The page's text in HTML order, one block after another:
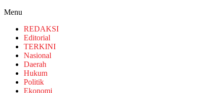
Menu
REDAKSI
Editorial
TERKINI
Nasional
Daerah
Hukum
Politik
Ekonomi